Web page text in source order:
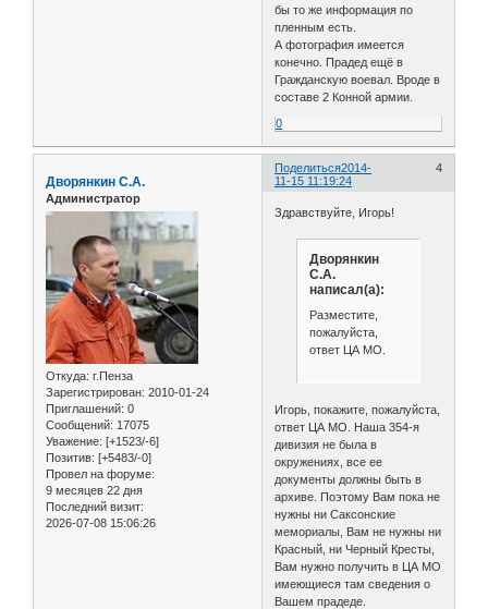
бы то же информация по
пленным есть.
А фотография имеется
конечно. Прадед ещё в
Гражданскую воевал. Вроде в
составе 2 Конной армии.
0
Поделиться 4
2014-
11-15 11:19:24
Дворянкин С.А.
Администратор
Откуда: г.Пенза
Зарегистрирован: 2010-01-24
Приглашений: 0
Сообщений: 17075
Уважение: [+1523/-6]
Позитив: [+5483/-0]
Провел на форуме:
9 месяцев 22 дня
Последний визит:
2026-07-08 15:06:26
Здравствуйте, Игорь!
Дворянкин
С.А.
написал(а):
Разместите,
пожалуйста,
ответ ЦА МО.
Игорь, покажите, пожалуйста,
ответ ЦА МО. Наша 354-я
дивизия не была в
окружениях, все ее
документы должны быть в
архиве. Поэтому Вам пока не
нужны ни Саксонские
мемориалы, Вам не нужны ни
Красный, ни Черный Кресты,
Вам нужно получить в ЦА МО
имеющиеся там сведения о
Вашем прадеде.